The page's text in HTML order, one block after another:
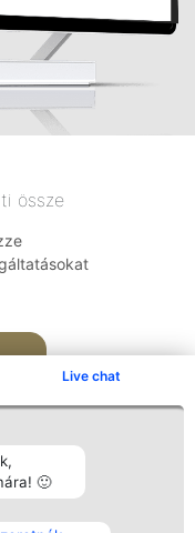
Live chat
🙂
össze
Elérhetőség